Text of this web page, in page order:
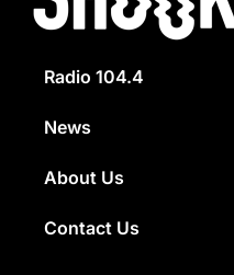
Radio 104.4
News
About Us
Contact Us